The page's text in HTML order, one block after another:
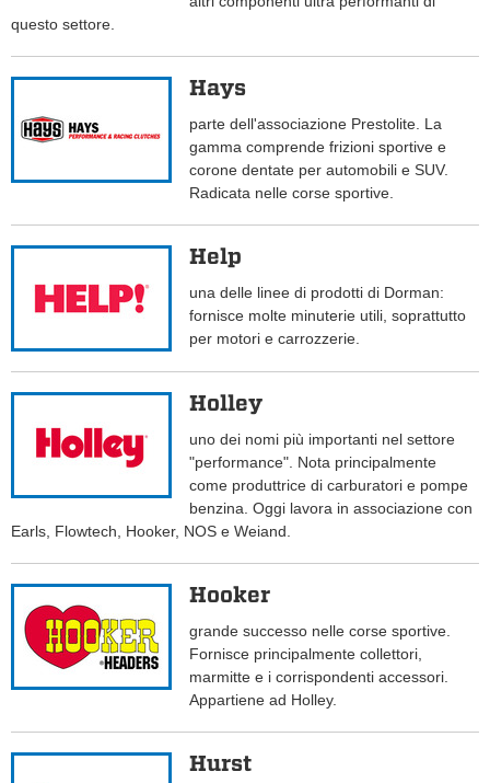
questo settore.
Hays
parte dell'associazione Prestolite. La
gamma comprende frizioni sportive e
corone dentate per automobili e SUV.
Radicata nelle corse sportive.
Help
una delle linee di prodotti di Dorman:
fornisce molte minuterie utili, soprattutto
per motori e carrozzerie.
Holley
uno dei nomi più importanti nel settore
"performance". Nota principalmente
come produttrice di carburatori e pompe
benzina. Oggi lavora in associazione con
Earls, Flowtech, Hooker, NOS e Weiand.
Hooker
grande successo nelle corse sportive.
Fornisce principalmente collettori,
marmitte e i corrispondenti accessori.
Appartiene ad Holley.
Hurst